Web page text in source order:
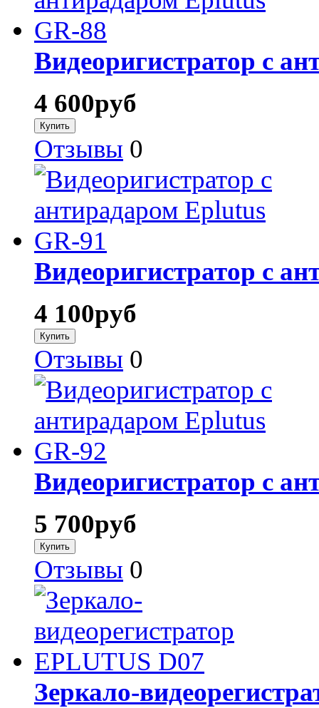
Видеоригистратор с
4 600руб
Отзывы 0
Видеоригистратор с
4 100руб
Отзывы 0
Видеоригистратор с
5 700руб
Отзывы 0
Зеркало-